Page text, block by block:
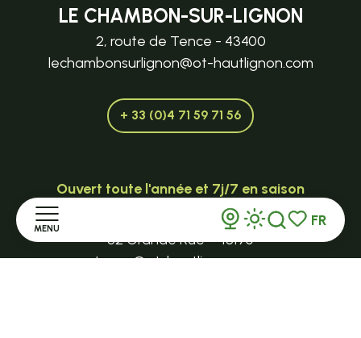
MENU
Voir les
Recherche
FR
LE CHAMBON-SUR-LIGNON
2, route de Tence - 43400
lechambonsurlignon@ot-hautlignon.com
+ 33 (0)4 71 59 71 56
Ouvert toute l'année et 7j/7 en saison
32 Grande Rue - 43190
tence@ot-hautlignon.com